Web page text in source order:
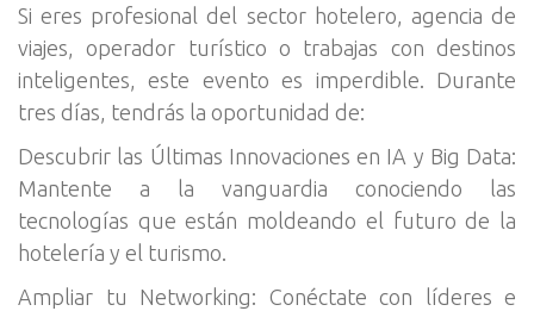
Si eres profesional del sector hotelero, agencia de
viajes, operador turístico o trabajas con destinos
inteligentes, este evento es imperdible. Durante
tres días, tendrás la oportunidad de:
Descubrir las Últimas Innovaciones en IA y Big Data:
Mantente a la vanguardia conociendo las
tecnologías que están moldeando el futuro de la
hotelería y el turismo.
Ampliar tu Networking: Conéctate con líderes e